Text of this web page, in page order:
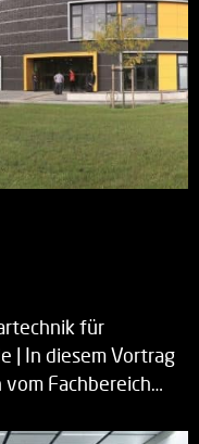
für
| In diesem Vortrag
vom Fachbereich…